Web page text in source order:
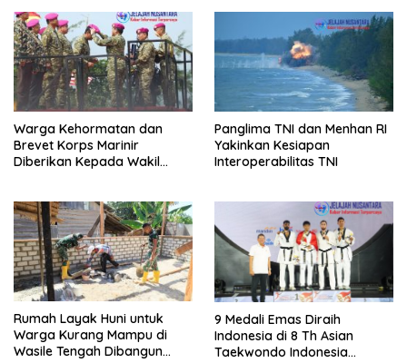
Warga Kehormatan dan
Brevet Korps Marinir
Diberikan Kepada Wakil
Panglima TNI dan Menhan RI
Yakinkan Kesiapan
Interoperabilitas TNI
Rumah Layak Huni untuk
Warga Kurang Mampu di
Wasile Tengah Dibangun
9 Medali Emas Diraih
Indonesia di 8 Th Asian
Taekwondo Indonesia